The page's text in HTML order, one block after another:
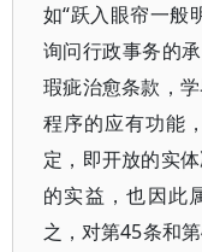
如“跃入眼帘一般
询问行政事务的
瑕疵治愈条款，
程序的应有功能
定，即开放的实
的实益，也因此
之，对第45条和